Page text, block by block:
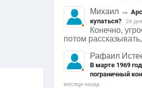
1615
0
Арсеньев
Михаил →
купаться?
24
Конечно,
потом
Рафаил
В марте 1969
пограничный
месяца назад